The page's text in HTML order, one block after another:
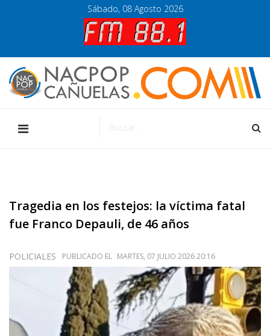
Sábado, 08 Agosto 2026
Tragedia en los festejos: la víctima fatal
fue Franco Depauli, de 46 años
POLICIALES PUBLICADO EL MARTES, 07 JULIO 2026 20:16